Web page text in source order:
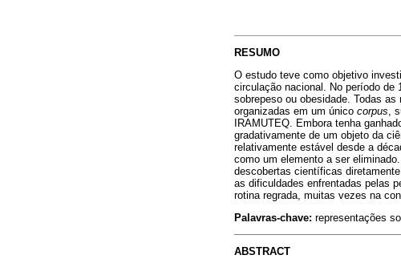
RESUMO
O estudo teve como objetivo
circulação nacional. No período de
sobrepeso ou obesidade. Todas
organizadas em um único corpus ,
IRAMUTEQ. Embora tenha
gradativamente de um objeto da
relativamente estável desde a
como um elemento a ser
descobertas científicas
as dificuldades enfrentadas pelas
rotina regrada, muitas vezes na
Palavras-chave: representações
ABSTRACT